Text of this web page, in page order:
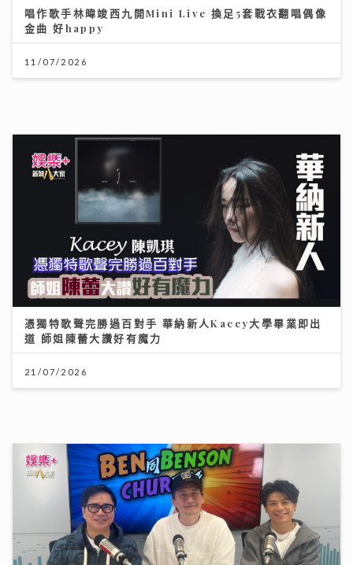
道 師姐陳蕾大讚好有魔力
《Ben同Benson『Chur』到行》｜袁文傑憶亡母病榻
中最後一程 最想回到《家有囍事》與張國榮Selfie
17/07/2026
外遊注意！「本迪布焦病毒」暫無特效藥無疫苗 醫生教
你嚴防伊波拉｜養和醫院感染及傳染病科專科醫生徐詩駿
醫生